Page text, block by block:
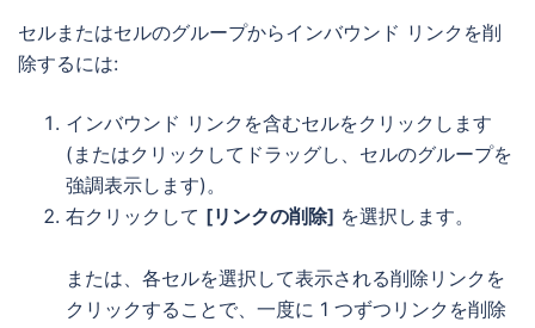
セルまたはセルのグループからインバウンド リンクを削
除するには:
インバウンド リンクを含むセルをクリックします
(またはクリックしてドラッグし、セルのグループを
強調表示します)。
右クリックして [リンクの削除] を選択します。
または、各セルを選択して表示される削除リンクを
クリックすることで、一度に 1 つずつリンクを削除